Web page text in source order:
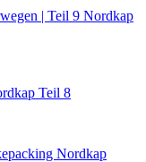
| Teil 9 Nordkap
Teil 8
Nordkap